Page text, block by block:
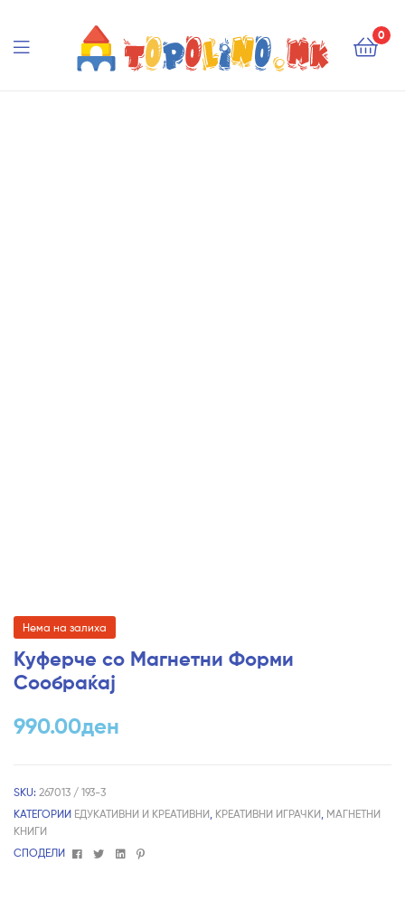
0
Нема на залиха
Куферче со Магнетни Форми
Сообраќај
990.00ден
SKU: 267013 / 193-3
КАТЕГОРИИ ЕДУКАТИВНИ И КРЕАТИВНИ КРЕАТИВНИ ИГРАЧКИ МАГНЕТНИ
КНИГИ
СПОДЕЛИ
FacebookTwitterLinkedin
Pinterest